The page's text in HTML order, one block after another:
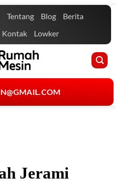
Tentang Blog
Berita
Kontak Lowker
Jerami